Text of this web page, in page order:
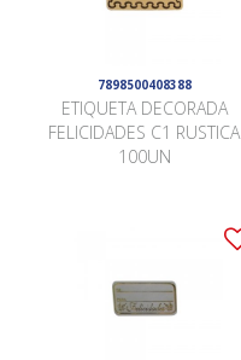
7898500408388
ETIQUETA DECORADA
FELICIDADES C1 RUSTICA
100UN